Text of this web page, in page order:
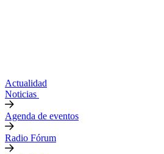
Actualidad
Noticias
Agenda de eventos
Radio Fórum